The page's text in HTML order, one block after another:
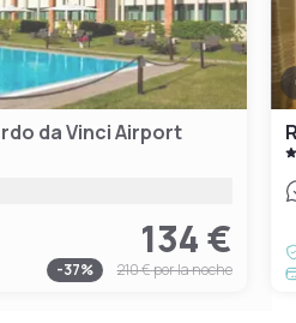
da Vinci Airport
134 €
-37% 210 €por la noche